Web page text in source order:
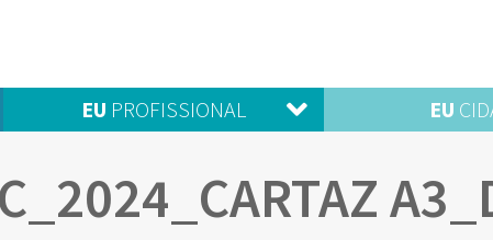
EU PROFISSIONAL EU